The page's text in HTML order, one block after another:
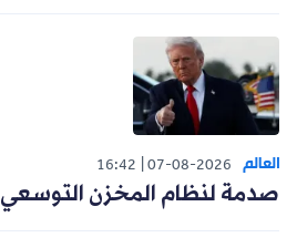
العالم 07-08-2026
16:42
صدمة لنظام المخزن التوسعي